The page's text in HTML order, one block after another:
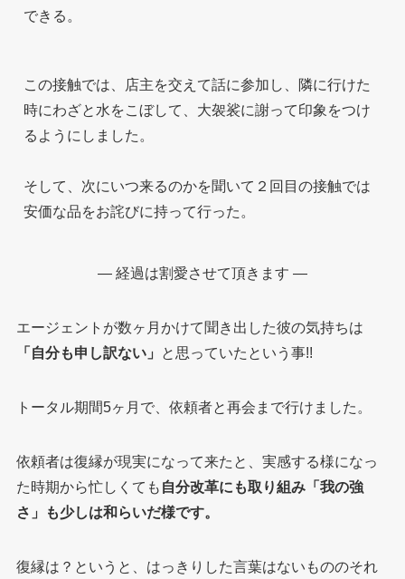
できる。
この接触では、店主を交えて話に参加し、隣に行けた
時にわざと水をこぼして、大袈裟に謝って印象をつけ
るようにしました。
そして、次にいつ来るのかを聞いて２回目の接触では
安価な品をお詫びに持って行った。
— 経過は割愛させて頂きます —
エージェントが数ヶ月かけて聞き出した彼の気持ちは
「自分も申し訳ない」
と思っていたという事!!
トータル期間5ヶ月で、依頼者と再会まで行けました。
依頼者は復縁が現実になって来たと、実感する様になっ
た時期から忙しくても 自分改革にも取り組み「我の強
さ」も少しは和らいだ様です。
復縁は？というと、はっきりした言葉はないもののそれ